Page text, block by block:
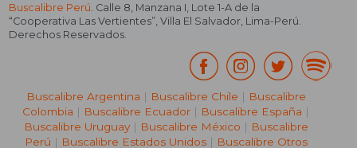
Buscalibre Perú . Calle 8, Manzana I, Lote 1-A de la
“Cooperativa Las Vertientes”, Villa El Salvador, Lima-Perú.
Derechos Reservados.
Buscalibre Argentina | Buscalibre Chile | Buscalibre
Colombia | Buscalibre Ecuador | Buscalibre España |
Buscalibre Uruguay| Buscalibre México | Buscalibre
Perú | Buscalibre Estados Unidos| Buscalibre Otros